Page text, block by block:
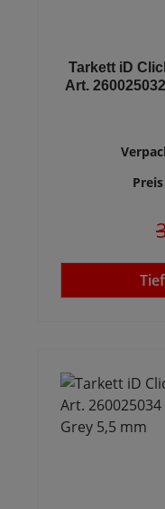
Tarkett iD
Art.